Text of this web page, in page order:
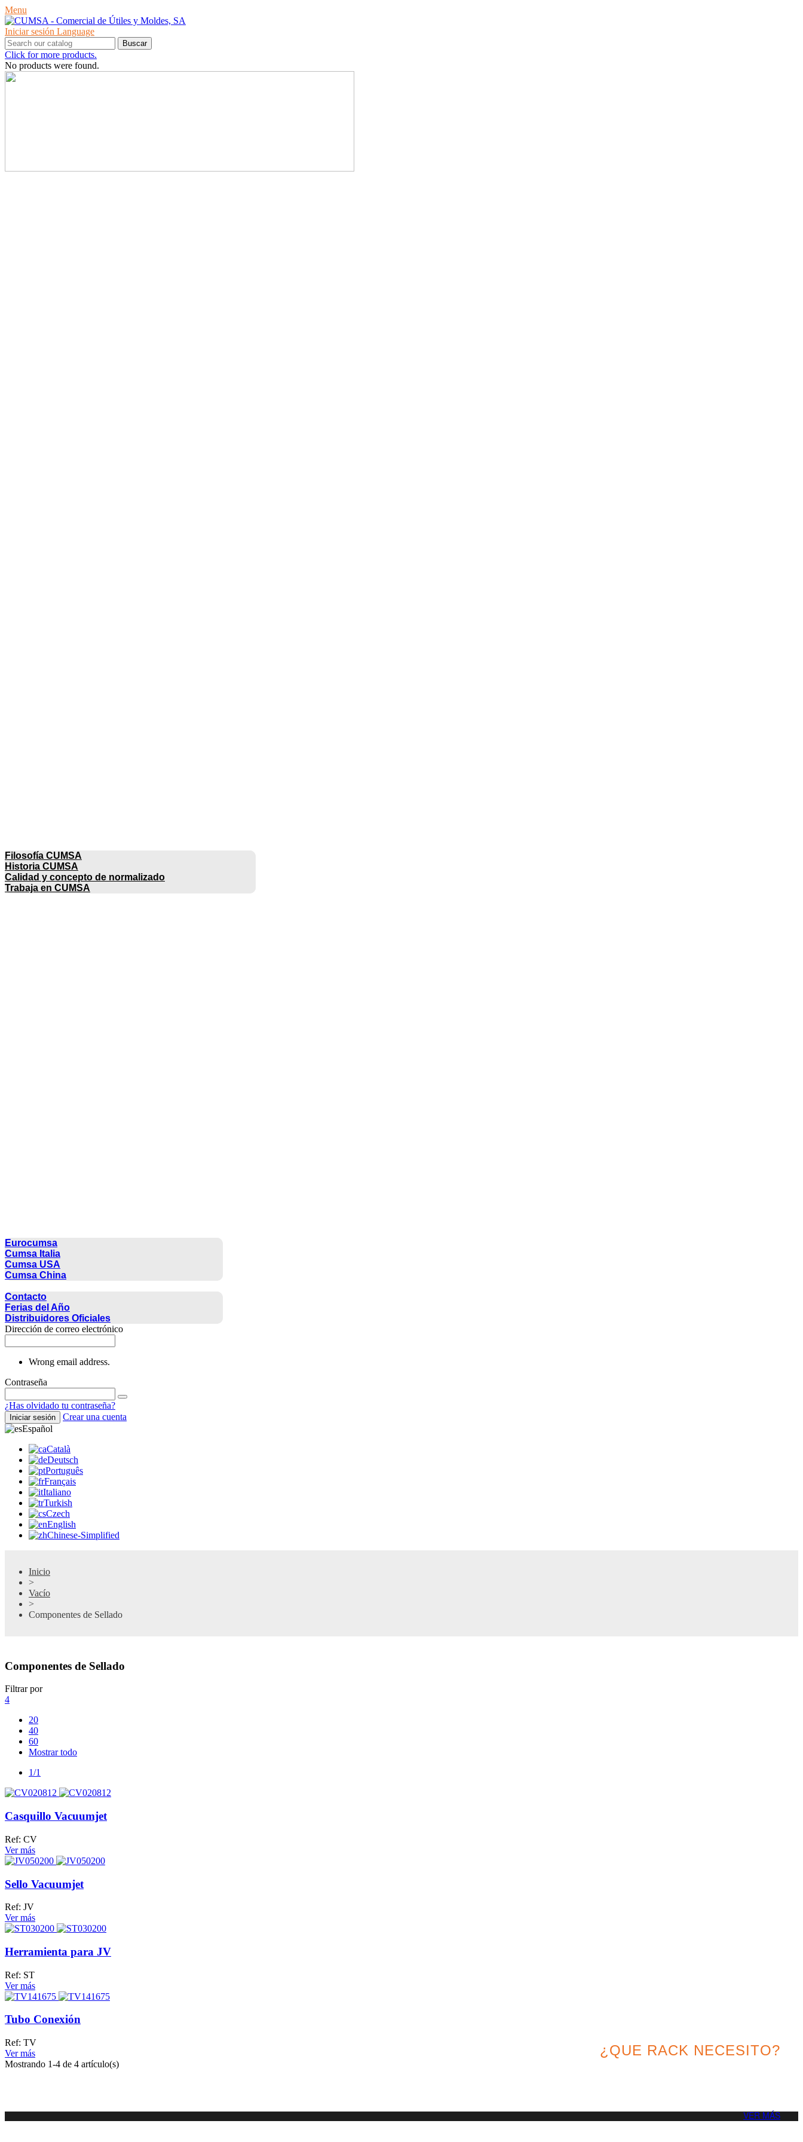
Menu
Iniciar sesión Language
Buscar
Click for more products.
No products were found.
Filosofía CUMSA
Historia CUMSA
Calidad y concepto de normalizado
Trabaja en CUMSA
Eurocumsa
Cumsa Italia
Cumsa USA
Cumsa China
Contacto
Ferias del Año
Distribuidores Oficiales
Dirección de correo electrónico
Wrong email address.
Contraseña
¿Has olvidado tu contraseña?
Iniciar sesión
Crear una cuenta
Español
Català
Deutsch
Português
Français
Italiano
Turkish
Czech
English
Chinese-Simplified
Inicio
>
Vacío
>
Componentes de Sellado
Componentes de Sellado
Filtrar por
4
20
40
60
Mostrar todo
1/1
Casquillo Vacuumjet
Ref: CV
Ver más
Sello Vacuumjet
Ref: JV
Ver más
Herramienta para JV
Ref: ST
Ver más
Tubo Conexión
Ref: TV
Ver más
Mostrando 1-4 de 4 artículo(s)
¿QUE RACK NECESITO?
VER MÁS